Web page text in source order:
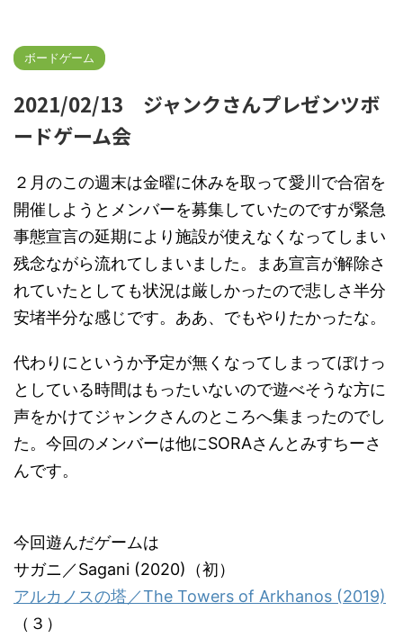
ボードゲーム
2021/02/13 ジャンクさんプレゼンツボ
ードゲーム会
２月のこの週末は金曜に休みを取って愛川で合宿を
開催しようとメンバーを募集していたのですが緊急
事態宣言の延期により施設が使えなくなってしまい
残念ながら流れてしまいました。まあ宣言が解除さ
れていたとしても状況は厳しかったので悲しさ半分
安堵半分な感じです。ああ、でもやりたかったな。
代わりにというか予定が無くなってしまってぼけっ
としている時間はもったいないので遊べそうな方に
声をかけてジャンクさんのところへ集まったのでし
た。今回のメンバーは他にSORAさんとみすちーさ
んです。
今回遊んだゲームは
サガニ／Sagani (2020)（初）
アルカノスの塔／The Towers of Arkhanos (2019)
（３）